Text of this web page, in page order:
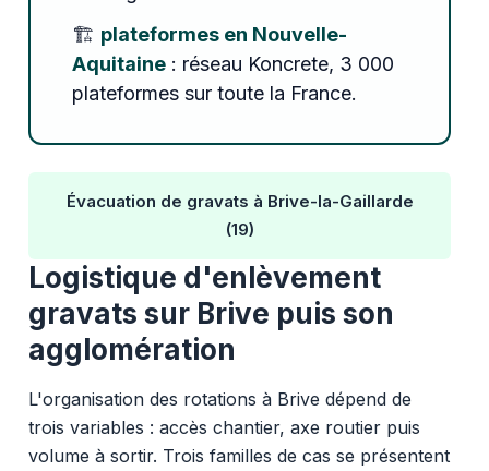
🏗️ plateformes en Nouvelle-
Aquitaine: réseau Koncrete, 3 000
plateformes sur toute la France.
Évacuation de gravats à Brive-la-Gaillarde
(19)
Logistique d'enlèvement
gravats sur Brive puis son
agglomération
L'organisation des rotations à Brive dépend de
trois variables : accès chantier, axe routier puis
volume à sortir. Trois familles de cas se présentent